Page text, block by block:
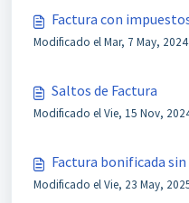
Factura con
Modificado el Mar, 7 May, 2024
Saltos de Factura
Modificado el Vie, 15 Nov,
Factura bonificada
Modificado el Vie, 23 May,